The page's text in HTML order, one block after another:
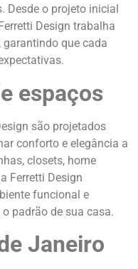
Desde o projeto inicial
Design trabalha
que cada
espaços
são projetados
conforto e elegância a
closets, home
Ferretti Design
funcional e
padrão de sua casa.
Janeiro